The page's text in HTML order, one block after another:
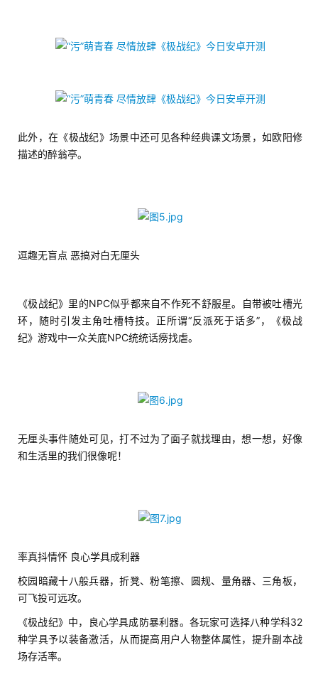
页
游
戏
业
游
机
游
戏
此外，在《极战纪》场景中还可见各种经典课文场景，如欧阳修
描述的醉翁亭。
逗趣无盲点 恶搞对白无厘头
《极战纪》里的NPC似乎都来自不作死不舒服星。自带被吐槽光
环，随时引发主角吐槽特技。正所谓“反派死于话多”，《极战
纪》游戏中一众关底NPC统统话痨找虐。
无厘头事件随处可见，打不过为了面子就找理由，想一想，好像
和生活里的我们很像呢！
率真抖情怀 良心学具成利器
校园暗藏十八般兵器，折凳、粉笔擦、圆规、量角器、三角板，
可飞投可远攻。
《极战纪》中，良心学具成防暴利器。各玩家可选择八种学科32
种学具予以装备激活，从而提高用户人物整体属性，提升副本战
场存活率。